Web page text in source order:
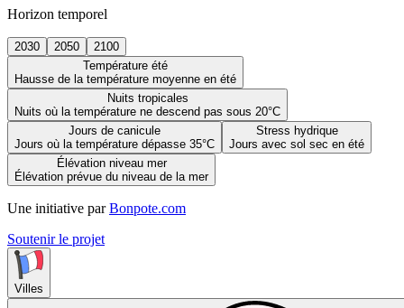
Horizon temporel
2030 2050
2100
Température été
Hausse de la température moyenne en été
Nuits tropicales
Nuits où la température ne descend pas sous 20°C
Jours de canicule
Jours où la température dépasse 35°C
Stress hydrique
Jours avec sol sec en été
Élévation niveau mer
Élévation prévue du niveau de la mer
Une initiative par Bonpote.com
Soutenir le projet
Villes